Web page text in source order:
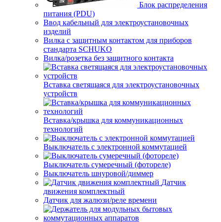
Блок распределения
питания (PDU)
Ввод кабельный для электроустановочных
изделий
Вилка с защитным контактом для приборов
стандарта SCHUKO
Вилка/розетка без защитного контакта
Вставка светящаяся для электроустановочных
устройств
Вставка/крышка для коммуникационных
технологий
Выключатель с электронной коммутацией
Выключатель сумеречный (фотореле)
Выключатель шнуровой/диммер
Датчик
движения комплектный
Датчик для жалюзи/реле времени